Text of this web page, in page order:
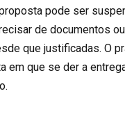
pode ser
de documentos
que justificadas. O
em que se der a